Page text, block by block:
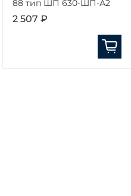
88 тип ШП 630-ШП-А2
2 507 ₽